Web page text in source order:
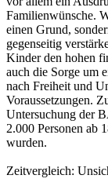
Familienwünsche.
einen Grund,
gegenseitig
Kinder den hohen
auch die Sorge um
nach Freiheit und
Voraussetzungen.
Untersuchung der
2.000 Personen ab
wurden.
Zeitvergleich: